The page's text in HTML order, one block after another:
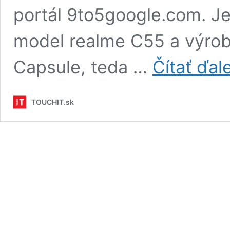
portál 9to5google.com.
model realme C55 a
Capsule, teda … Čítať
TOUCHIT.sk